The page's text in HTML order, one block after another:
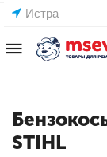
Истра
STIHL